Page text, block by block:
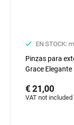
EN STOCK:
Pinzas para
Grace
€ 21,00
VAT not included